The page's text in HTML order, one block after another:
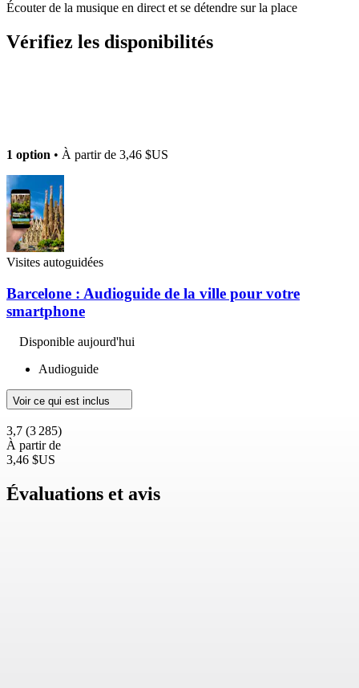
Écouter de la musique en direct et se détendre sur la place
Vérifiez les disponibilités
1 option • À partir de 3,46 $US
Visites autoguidées
Barcelone : Audioguide de la ville pour votre
smartphone
Disponible aujourd'hui
Audioguide
Voir ce qui est inclus
3,7 (3 285)
À partir de
3,46 $US
Évaluations et avis